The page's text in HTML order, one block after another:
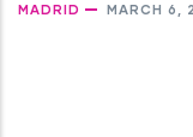
MADRID MARCH 6,